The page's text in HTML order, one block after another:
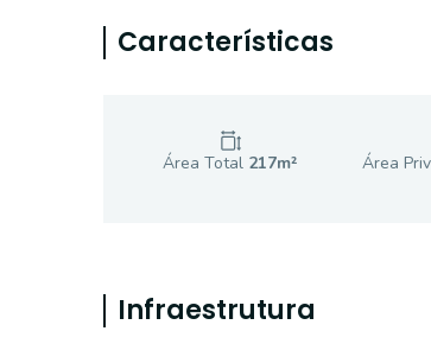
Características
Área Total 217m² Área
Infraestrutura